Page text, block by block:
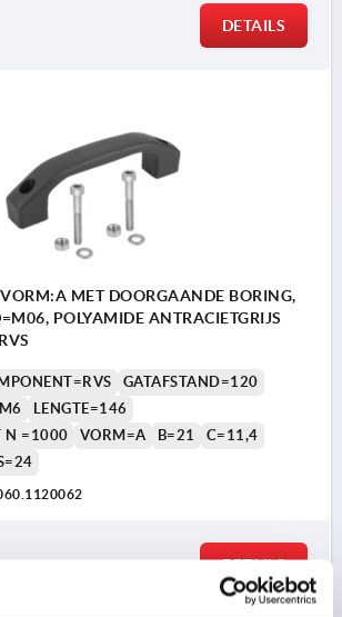
DETAILS
VORM:A MET DOORGAANDE BORING,
POLYAMIDE ANTRACIETGRIJS
GATAFSTAND=120
LENGTE=146
N =1000
VORM=A B=21
C=11,4
DETAILS